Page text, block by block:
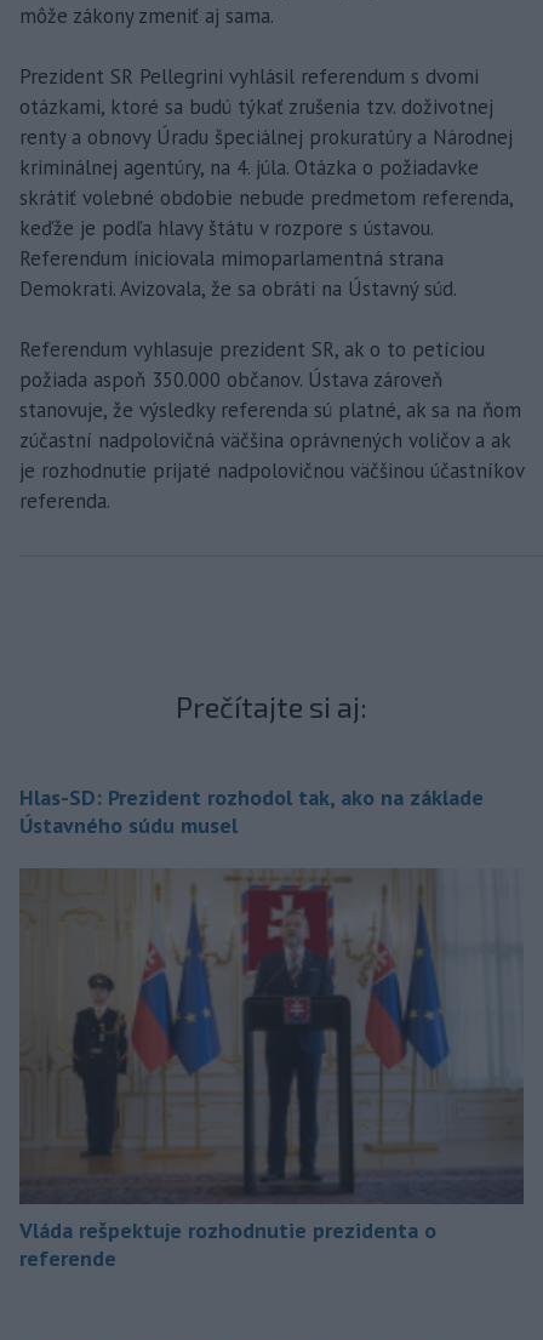
môže zákony zmeniť aj sama.
Prezident SR Pellegrini vyhlásil referendum s dvomi
otázkami, ktoré sa budú týkať zrušenia tzv. doživotnej
renty a obnovy Úradu špeciálnej prokuratúry a Národnej
kriminálnej agentúry, na 4. júla. Otázka o požiadavke
skrátiť volebné obdobie nebude predmetom referenda,
keďže je podľa hlavy štátu v rozpore s ústavou.
Referendum iniciovala mimoparlamentná strana
Demokrati. Avizovala, že sa obráti na Ústavný súd.
Referendum vyhlasuje prezident SR, ak o to petíciou
požiada aspoň 350.000 občanov. Ústava zároveň
stanovuje, že výsledky referenda sú platné, ak sa na ňom
zúčastní nadpolovičná väčšina oprávnených voličov a ak
je rozhodnutie prijaté nadpolovičnou väčšinou účastníkov
referenda.
Prečítajte si aj:
Hlas-SD: Prezident rozhodol tak, ako na základe
Ústavného súdu musel
Vláda rešpektuje rozhodnutie prezidenta o
referende